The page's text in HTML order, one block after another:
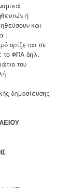
ή
και
.
ορίζεται σε
το ΦΠΑ δηλ.
του
δημοσίευσης